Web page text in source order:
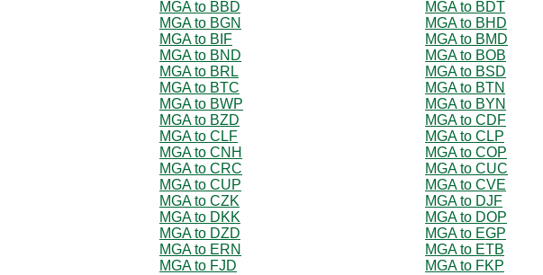
MGA to BBD
MGA to BDT
MGA to BGN
MGA to BHD
MGA to BIF
MGA to BMD
MGA to BND
MGA to BOB
MGA to BRL
MGA to BSD
MGA to BTC
MGA to BTN
MGA to BWP
MGA to BYN
MGA to BZD
MGA to CDF
MGA to CLF
MGA to CLP
MGA to CNH
MGA to COP
MGA to CRC
MGA to CUC
MGA to CUP
MGA to CVE
MGA to CZK
MGA to DJF
MGA to DKK
MGA to DOP
MGA to DZD
MGA to EGP
MGA to ERN
MGA to ETB
MGA to FJD
MGA to FKP